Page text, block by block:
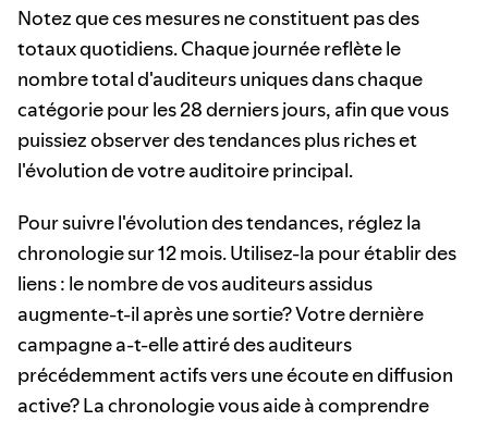
Notez que ces mesures ne constituent pas des
totaux quotidiens. Chaque journée reflète le
nombre total d'auditeurs uniques dans chaque
catégorie pour les 28 derniers jours, afin que vous
puissiez observer des tendances plus riches et
l'évolution de votre auditoire principal.
Pour suivre l'évolution des tendances, réglez la
chronologie sur 12 mois. Utilisez-la pour établir des
liens : le nombre de vos auditeurs assidus
augmente-t-il après une sortie? Votre dernière
campagne a-t-elle attiré des auditeurs
précédemment actifs vers une écoute en diffusion
active? La chronologie vous aide à comprendre